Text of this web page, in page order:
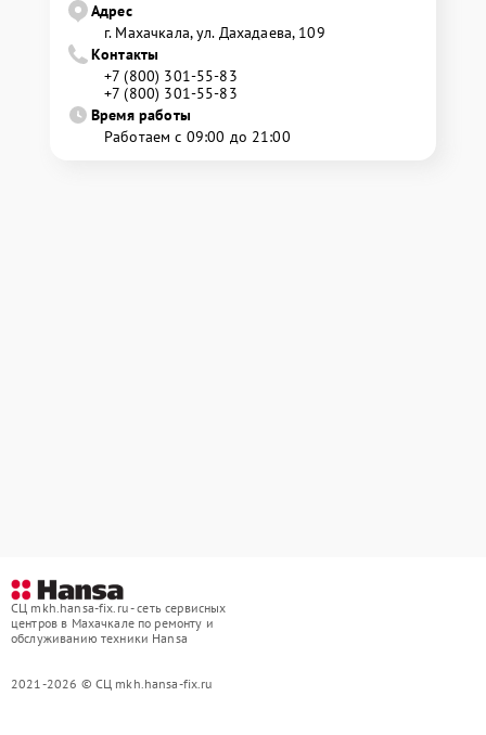
Адрес
г. Махачкала, ул. Дахадаева, 109
Контакты
+7 (800) 301-55-83
+7 (800) 301-55-83
Время работы
Работаем с 09:00 до 21:00
СЦ mkh.hansa-fix.ru - сеть сервисных
центров в Махачкале по ремонту и
обслуживанию техники Hansa
2021-2026 © СЦ mkh.hansa-fix.ru